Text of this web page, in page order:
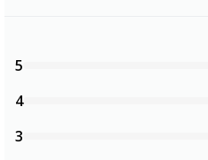
5
4
3